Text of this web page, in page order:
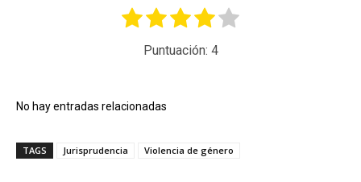
Puntuación: 4
No hay entradas relacionadas
TAGS Jurisprudencia Violencia de género